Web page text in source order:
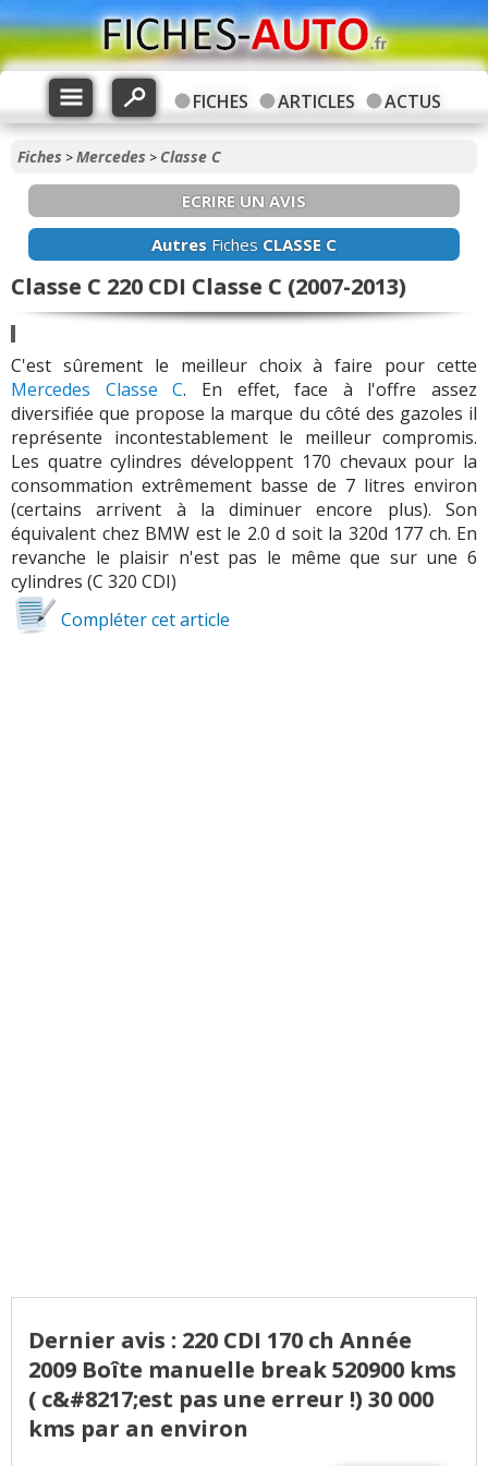
FICHES ARTICLES ACTUS
Fiches >Mercedes > Classe C
ECRIRE UN AVIS
Autres Fiches CLASSE C
Classe C 220 CDI Classe C (2007-2013)
C'est sûrement le meilleur choix à faire pour cette
Mercedes Classe C. En effet, face à l'offre assez
diversifiée que propose la marque du côté des gazoles il
représente incontestablement le meilleur compromis.
Les quatre cylindres développent 170 chevaux pour la
consommation extrêmement basse de 7 litres environ
(certains arrivent à la diminuer encore plus). Son
équivalent chez BMW est le 2.0 d soit la 320d 177 ch. En
revanche le plaisir n'est pas le même que sur une 6
cylindres (C 320 CDI)
Compléter cet article
Dernier avis : 220 CDI 170 ch Année
2009 Boîte manuelle break 520900 kms
( c&#8217;est pas une erreur !) 30 000
kms par an environ